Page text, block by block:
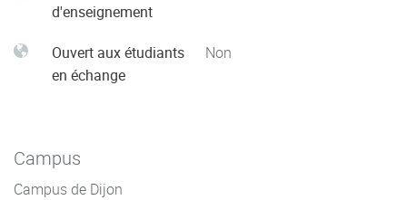
d'enseignement
Ouvert aux étudiants
en échange
Non
Campus
Campus de Dijon